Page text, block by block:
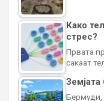
Како
стрес?
Првата
сакаат
Бермуди,